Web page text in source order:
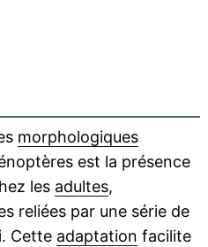
morphologiques
est la présence
les adultes,
reliées par une série de
Cette adaptation facilite